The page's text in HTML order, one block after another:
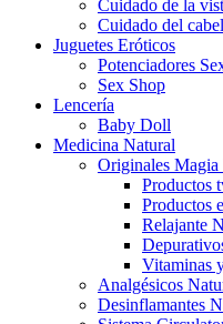
Cuidado de la
Cuidado del
Juguetes Eróticos
Potenciadores
Sex Shop
Lencería
Baby Doll
Medicina Natural
Originales Magia
Productos
Productos
Relajante
Vitaminas
Analgésicos
Desinflamantes